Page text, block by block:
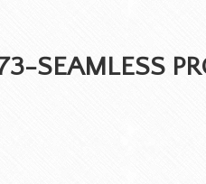
SEAMLESS